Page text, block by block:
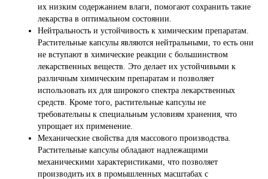
их низким содержанием влаги, помогают сохранить такие
лекарства в оптимальном состоянии.
Нейтральность и устойчивость к химическим препаратам.
Растительные капсулы являются нейтральными, то есть они
не вступают в химические реакции с большинством
лекарственных веществ. Это делает их устойчивыми к
различным химическим препаратам и позволяет
использовать их для широкого спектра лекарственных
средств. Кроме того, растительные капсулы не
требовательны к специальным условиям хранения, что
упрощает их применение.
Механические свойства для массового производства.
Растительные капсулы обладают надлежащими
механическими характеристиками, что позволяет
производить их в промышленных масштабах с